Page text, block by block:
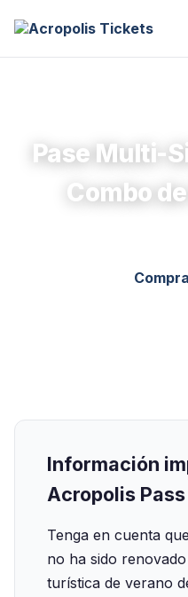
Pase Multi-
Combo
Información
Acropolis Pass
Tenga en cuenta
no ha sido
turística de verano